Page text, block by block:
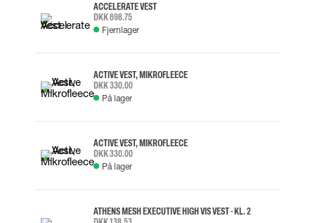
ACCELERATE VEST
DKK 698.75
Fjernlager
ACTIVE VEST, MIKROFLEECE
DKK 330.00
På lager
ACTIVE VEST, MIKROFLEECE
DKK 330.00
På lager
ATHENS MESH EXECUTIVE HIGH VIS VEST - KL. 2